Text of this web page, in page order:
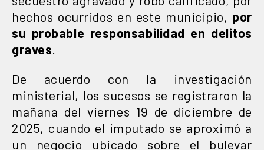
hechos ocurridos en este municipio, por
su probable responsabilidad en delitos
graves
De acuerdo con la investigación
ministerial, los sucesos se registraron la
mañana del viernes 19 de diciembre de
2025, cuando el imputado se aproximó a
un negocio ubicado sobre el bulevar